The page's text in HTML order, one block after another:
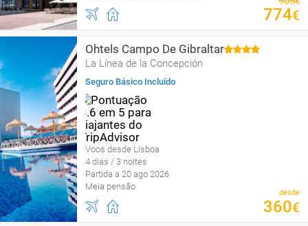
774€
Ohtels Campo De Gibraltar
La Línea de la Concepción
Seguro Básico Incluído
Voos desde Lisboa
4 dias / 3 noites
Partida a 20 ago 2026
Meia pensão
desde
360€